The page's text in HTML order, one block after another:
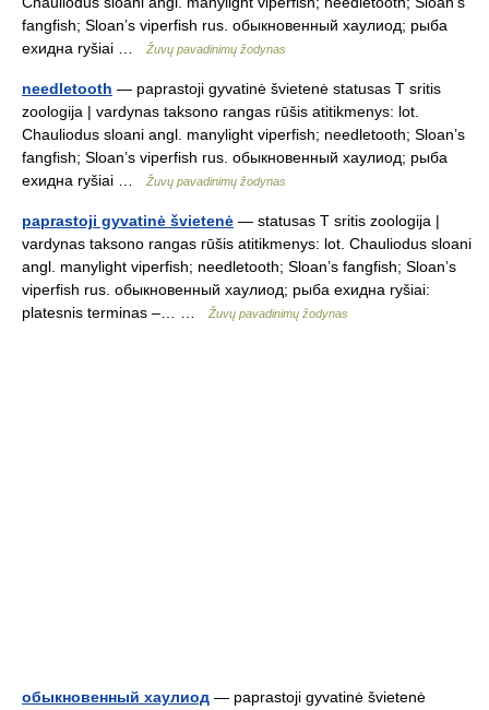
fangfish; Sloan’s viperfish rus. обыкновенный хаулиод; рыба
ехидна ryšiai …
Žuvų pavadinimų žodynas
needletooth — paprastoji gyvatinė švietenė statusas T sritis
zoologija | vardynas taksono rangas rūšis atitikmenys: lot.
Chauliodus sloani angl. manylight viperfish; needletooth; Sloan’s
fangfish; Sloan’s viperfish rus. обыкновенный хаулиод; рыба
ехидна ryšiai …
Žuvų pavadinimų žodynas
paprastoji gyvatinė švietenė — statusas T sritis zoologija |
vardynas taksono rangas rūšis atitikmenys: lot. Chauliodus sloani
angl. manylight viperfish; needletooth; Sloan’s fangfish; Sloan’s
viperfish rus. обыкновенный хаулиод; рыба ехидна ryšiai:
platesnis terminas –… …
Žuvų pavadinimų žodynas
обыкновенный хаулиод — paprastoji gyvatinė švietenė